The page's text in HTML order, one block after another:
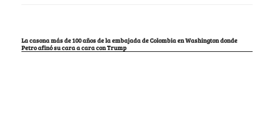
La casona más de 100 años de la embajada de Colombia en Washington donde
Petro afinó su cara a cara con Trump